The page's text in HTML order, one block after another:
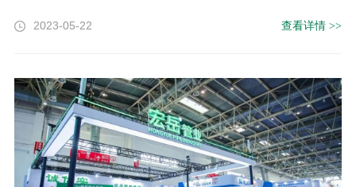
2023-05-22 查看详情 >>